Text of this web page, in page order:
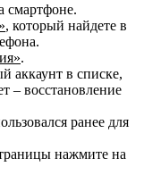
смартфоне.
, который найдете в
.
аккаунт в списке,
– восстановление
ранее для
нажмите на